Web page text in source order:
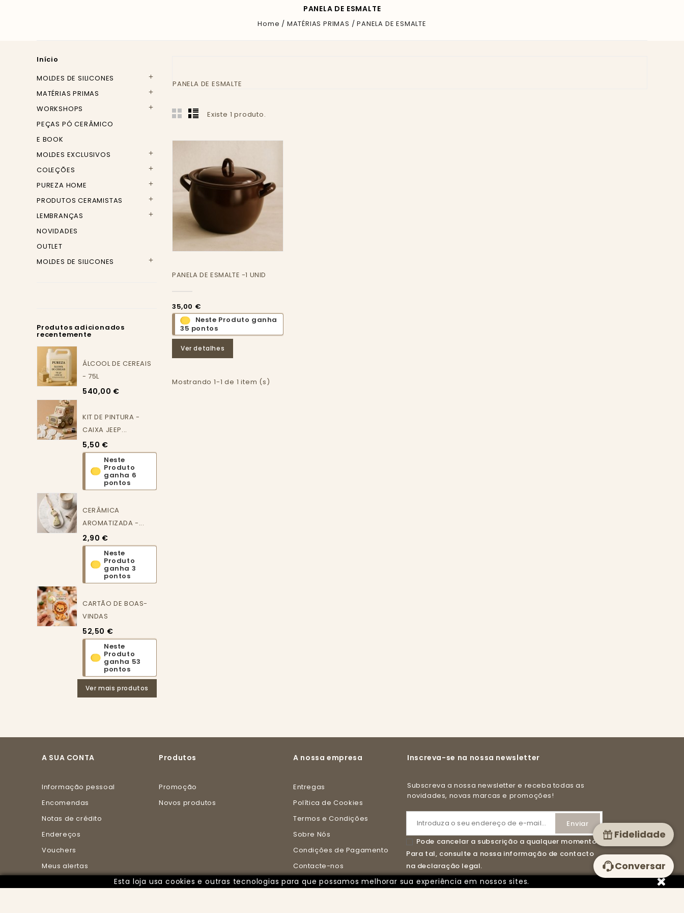
PANELA DE ESMALTE
Home MATÉRIAS PRIMAS PANELA DE ESMALTE
Início
MOLDES DE SILICONES

MATÉRIAS PRIMAS 
WORKSHOPS 
PEÇAS PÓ CERÂMICO
E BOOK
MOLDES EXCLUSIVOS

COLEÇÕES 
PUREZA HOME 
PRODUTOS CERAMISTAS 
LEMBRANÇAS 
NOVIDADES
OUTLET
MOLDES DE SILICONES

Produtos adicionados
recentemente
ÁLCOOL DE CEREAIS
- 75L
540,00 €
KIT DE PINTURA -
CAIXA JEEP...
5,50 €
Neste
Produto
ganha 6
pontos
CERÂMICA
AROMATIZADA -...
2,90 €
Neste
Produto
ganha 3
pontos
CARTÃO DE BOAS-
VINDAS
52,50 €
Neste
Produto
ganha 53
pontos
Ver mais produtos
PANELA DE ESMALTE
Existe 1 produto.
PANELA DE ESMALTE -1 UNID
35,00 €
Neste Produto ganha
35 pontos
Ver detalhes
Mostrando 1-1 de 1 item (s)
A SUA CONTA
Informação pessoal
Encomendas
Notas de crédito
Endereços
Vouchers
Meus alertas
Inscreva-se na nossa newsletter
Subscreva a nossa newsletter e receba todas as
novidades, novas marcas e promoções!
Pode cancelar a subscrição a qualquer momento.
Para tal, consulte a nossa informação de contacto
na declaração legal.
Produtos
Promoção
Novos produtos
A nossa empresa
Entregas
Política de Cookies
Termos e Condições
Sobre Nós
Condições de Pagamento
Contacte-nos
Livro de Reclamações Online
Esta loja usa cookies e outras tecnologias para que possamos melhorar sua experiência em nossos sites.
Conversar
Fidelidade